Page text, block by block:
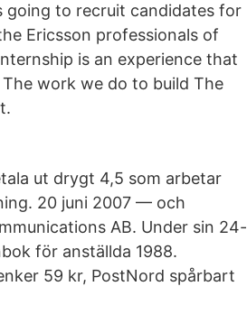
going to recruit candidates for
Ericsson professionals of
is an experience that
work we do to build The
ut drygt 4,5 som arbetar
20 juni 2007 — och
AB. Under sin 24-
för anställda 1988.
59 kr, PostNord spårbart